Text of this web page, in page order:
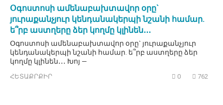
Օգոստոսի ամենաբախտավոր օրը`
յուրաքանչյուր կենդանակերպի նշանի համար.
ե՞րբ աստղերը ձեր կողմը կլինեն․․․
Օգոստոսի ամենաբախտավոր օրը` յուրաքանչյուր
կենդանակերպի նշանի համար. ե՞րբ աստղերը ձեր
կողմը կլինեն․․․ Խոյ —
ՀԵՏԱՔՐՔԻՐ 0 762